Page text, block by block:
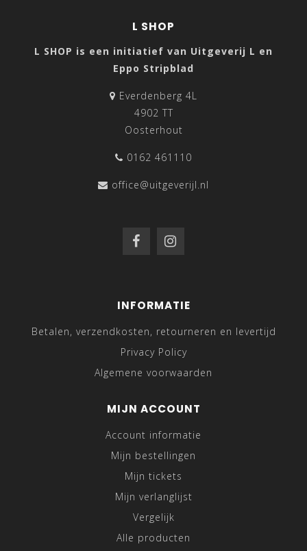
L SHOP
L SHOP is een initiatief van Uitgeverij L en
Eppo Stripblad
Everdenberg 4L
4902 TT
Oosterhout
0162 461110
office@uitgeverijl.nl
INFORMATIE
Betalen, verzendkosten, retourneren en levertijd
Privacy Policy
Algemene voorwaarden
MIJN ACCOUNT
Account informatie
Mijn bestellingen
Mijn tickets
Mijn verlanglijst
Vergelijk
Alle producten